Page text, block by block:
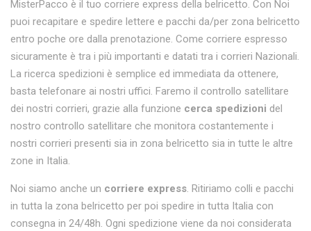
MisterPacco è il tuo corriere express della belricetto. Con Noi
puoi recapitare e spedire lettere e pacchi da/per zona belricetto
entro poche ore dalla prenotazione. Come corriere espresso
sicuramente è tra i più importanti e datati tra i corrieri Nazionali.
La ricerca spedizioni è semplice ed immediata da ottenere,
basta telefonare ai nostri uffici. Faremo il controllo satellitare
dei nostri corrieri, grazie alla funzione cerca spedizioni del
nostro controllo satellitare che monitora costantemente i
nostri corrieri presenti sia in zona belricetto sia in tutte le altre
zone in Italia.
Noi siamo anche un corriere express. Ritiriamo colli e pacchi
in tutta la zona belricetto per poi spedire in tutta Italia con
consegna in 24/48h. Ogni spedizione viene da noi considerata